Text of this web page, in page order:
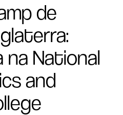
de
na National
and